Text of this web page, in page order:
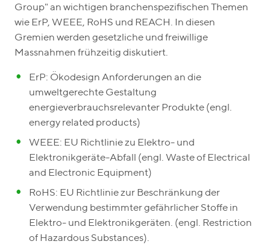
Group" an wichtigen branchenspezifischen Themen
wie ErP, WEEE, RoHS und REACH. In diesen
Gremien werden gesetzliche und freiwillige
Massnahmen frühzeitig diskutiert.
ErP: Ökodesign Anforderungen an die
umweltgerechte Gestaltung
energieverbrauchsrelevanter Produkte (engl.
energy related products)
WEEE: EU Richtlinie zu Elektro- und
Elektronikgeräte-Abfall (engl. Waste of Electrical
and Electronic Equipment)
RoHS: EU Richtlinie zur Beschränkung der
Verwendung bestimmter gefährlicher Stoffe in
Elektro- und Elektronikgeräten. (engl. Restriction
of Hazardous Substances).